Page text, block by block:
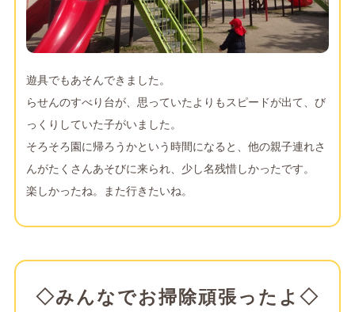
遊具でもあそんできました。
らせんのすべり台が、思っていたよりもスピードが出て、び
っくりしていた子がいました。
そろそろ園に帰ろうかという時間になると、他の親子連れさ
んがたくさんあそびに来られ、少し名残惜しかったです。
楽しかったね。また行きたいね。
◇みんなでお掃除頑張ったよ◇